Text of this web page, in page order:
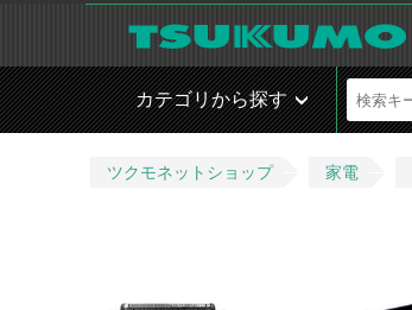
カテゴリから探す
ツクモネットショップ 家電